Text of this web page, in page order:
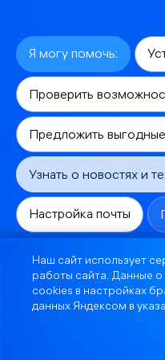
Я могу помочь:
Проверить
Предложить
Узнать о новостях и
Настройка почты
Наш сайт использует
работы сайта. Данные о
cookies в настройках
данных Яндексом в